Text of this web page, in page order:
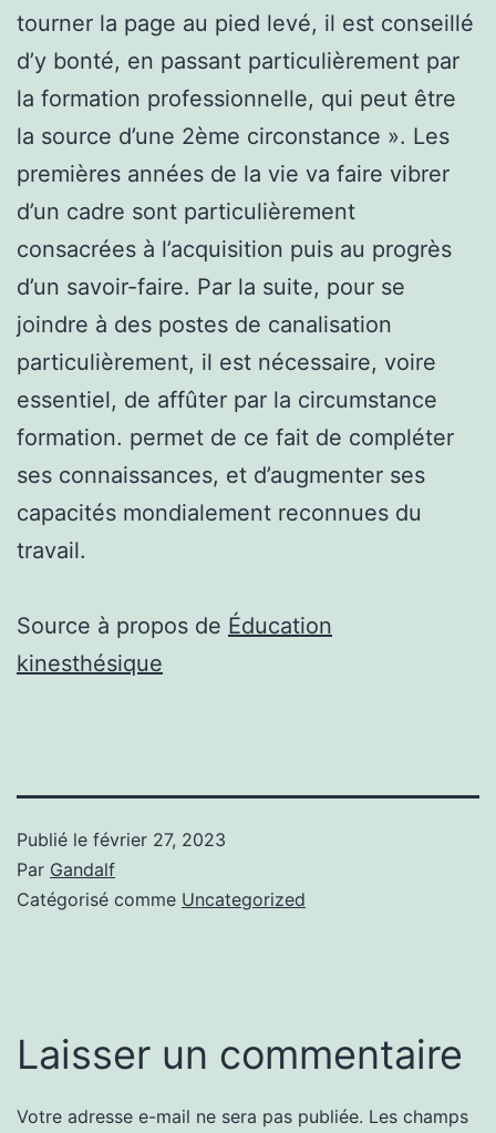
tourner la page au pied levé, il est conseillé
d’y bonté, en passant particulièrement par
la formation professionnelle, qui peut être
la source d’une 2ème circonstance ». Les
premières années de la vie va faire vibrer
d’un cadre sont particulièrement
consacrées à l’acquisition puis au progrès
d’un savoir-faire. Par la suite, pour se
joindre à des postes de canalisation
particulièrement, il est nécessaire, voire
essentiel, de affûter par la circumstance
formation. permet de ce fait de compléter
ses connaissances, et d’augmenter ses
capacités mondialement reconnues du
travail.
Source à propos de Éducation
kinesthésique
Publié le février 27, 2023
Par Gandalf
Catégorisé comme Uncategorized
Laisser un commentaire
Votre adresse e-mail ne sera pas publiée. Les champs